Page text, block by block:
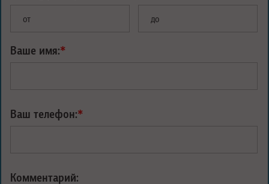
от до
Ваше имя:*
Ваш телефон:*
Комментарий: